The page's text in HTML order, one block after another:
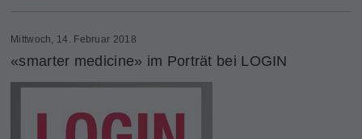
Mittwoch, 14. Februar 2018
«smarter medicine» im Porträt bei LOGIN